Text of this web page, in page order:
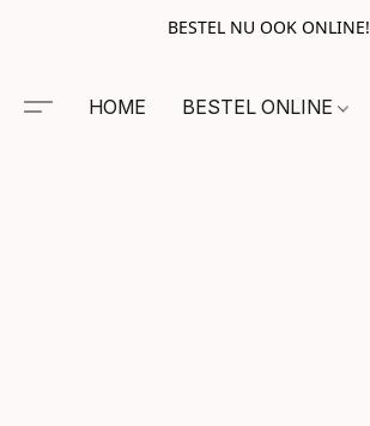
BESTEL NU OOK ONLINE!
HOME BESTEL ONLINE